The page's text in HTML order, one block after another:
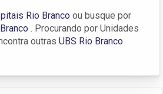
Rio Branco ou busque por
. Procurando por Unidades
outras UBS Rio Branco